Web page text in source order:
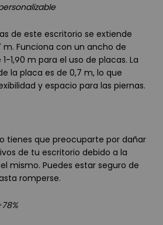
de este escritorio se extiende
m. Funciona con un ancho de
1,90 m para el uso de placas. La
la placa es de 0,7 m, lo que
y espacio para las piernas.
tienes que preocuparte por dañar
de tu escritorio debido a la
mismo. Puedes estar seguro de
romperse.